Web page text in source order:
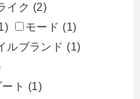
イク (2)
モード (1)
ルブランド (1)
ト (1)